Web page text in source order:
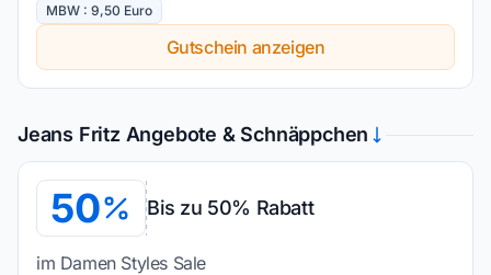
MBW : 9,50 Euro
Gutschein anzeigen
Jeans Fritz Angebote & Schnäppchen
50 Bis zu 50% Rabatt
im Damen Styles Sale